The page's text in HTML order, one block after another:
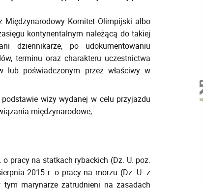
Komitet Olimpijski albo
kontynentalnym należącą do takiej
dziennikarze, po udokumentowaniu
terminu oraz charakteru uczestnictwa
lub poświadczonym przez właściwy w
wizy wydanej w celu przyjazdu
międzynarodowe,
pracy na statkach rybackich (Dz. U. poz.
2015 r. o pracy na morzu (Dz. U. z
marynarze zatrudnieni na zasadach